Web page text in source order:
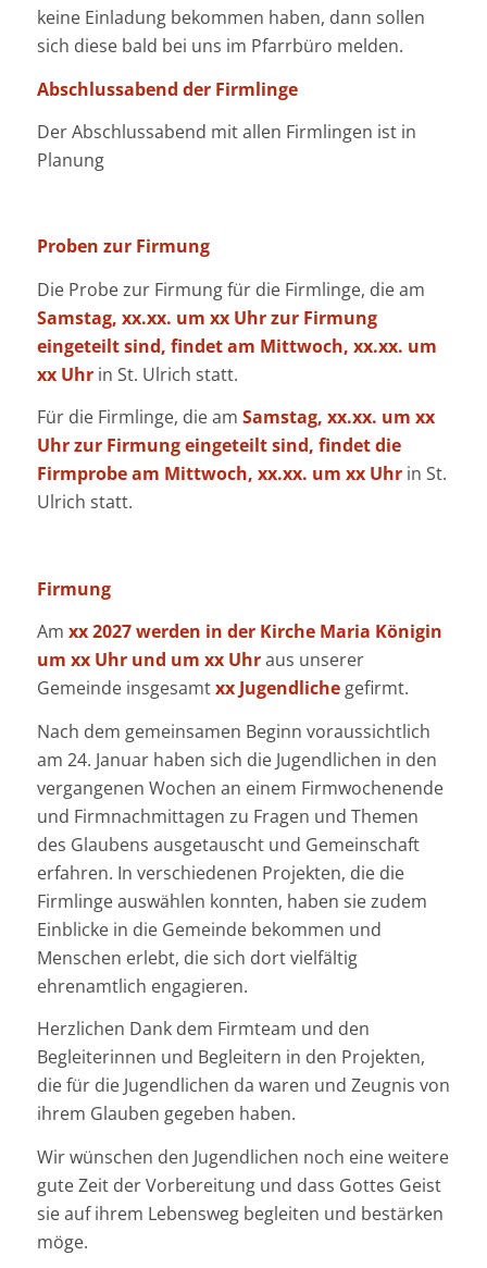
keine Einladung bekommen haben, dann sollen
sich diese bald bei uns im Pfarrbüro melden.
Abschlussabend der Firmlinge
Der Abschlussabend mit allen Firmlingen ist in
Planung
Proben zur Firmung
Die Probe zur Firmung für die Firmlinge, die am
Samstag, xx.xx. um xx Uhr zur Firmung
eingeteilt sind, findet am Mittwoch, xx.xx. um
xx Uhr in St. Ulrich statt.
Für die Firmlinge, die am Samstag, xx.xx. um xx
Uhr zur Firmung eingeteilt sind, findet die
Firmprobe am Mittwoch, xx.xx. um xx Uhrin St.
Ulrich statt.
Firmung
Am xx 2027 werden in der Kirche Maria Königin
um xx Uhr und um xx Uhraus unserer
Gemeinde insgesamtxx Jugendlichegefirmt.
Nach dem gemeinsamen Beginn voraussichtlich
am 24. Januar haben sich die Jugendlichen in den
vergangenen Wochen an einem Firmwochenende
und Firmnachmittagen zu Fragen und Themen
des Glaubens ausgetauscht und Gemeinschaft
erfahren. In verschiedenen Projekten, die die
Firmlinge auswählen konnten, haben sie zudem
Einblicke in die Gemeinde bekommen und
Menschen erlebt, die sich dort vielfältig
ehrenamtlich engagieren.
Herzlichen Dank dem Firmteam und den
Begleiterinnen und Begleitern in den Projekten,
die für die Jugendlichen da waren und Zeugnis von
ihrem Glauben gegeben haben.
Wir wünschen den Jugendlichen noch eine weitere
gute Zeit der Vorbereitung und dass Gottes Geist
sie auf ihrem Lebensweg begleiten und bestärken
möge.